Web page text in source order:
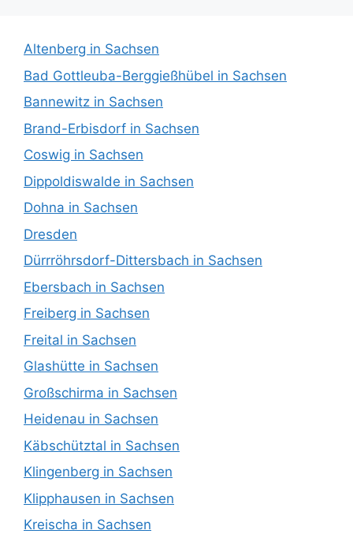
Altenberg in Sachsen
Bad Gottleuba-Berggießhübel in Sachsen
Bannewitz in Sachsen
Brand-Erbisdorf in Sachsen
Coswig in Sachsen
Dippoldiswalde in Sachsen
Dohna in Sachsen
Dresden
Dürrröhrsdorf-Dittersbach in Sachsen
Ebersbach in Sachsen
Freiberg in Sachsen
Freital in Sachsen
Glashütte in Sachsen
Großschirma in Sachsen
Heidenau in Sachsen
Käbschütztal in Sachsen
Klingenberg in Sachsen
Klipphausen in Sachsen
Kreischa in Sachsen